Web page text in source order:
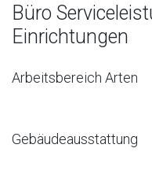
Büro
Einrichtungen
Arbeitsbereich Arten
Gebäudeausstattung